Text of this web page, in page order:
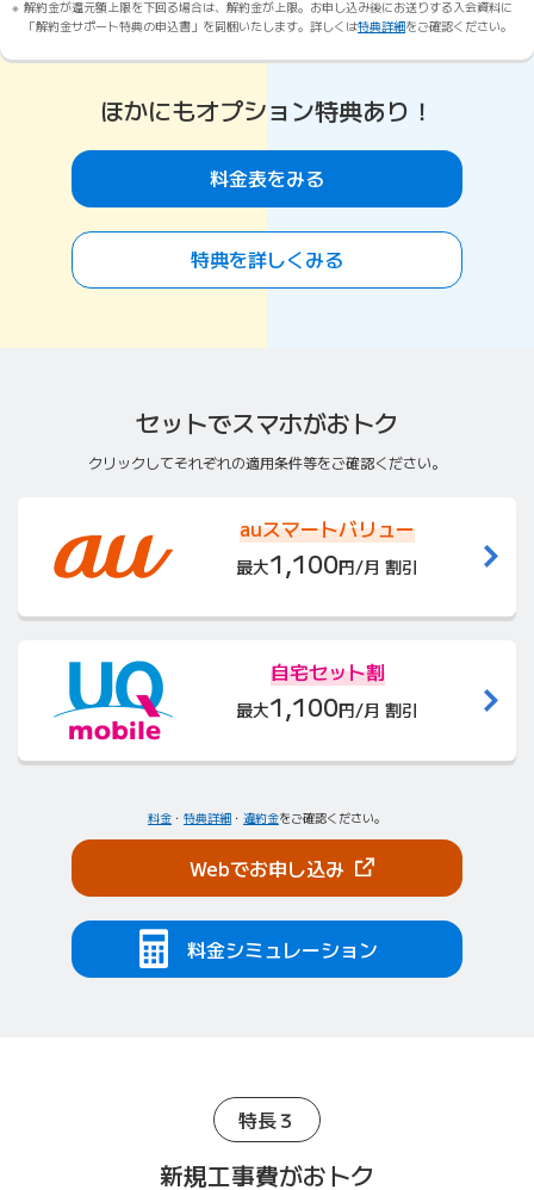
解約金が還元額上限を下回る場合は、解約金が上限。お申し込み後にお送りする入会資料に
「解約金サポート特典の申込書」を同梱いたします。詳しくは特典詳細をご確認ください。
ほかにもオプション特典あり！
料金表をみる
特典を詳しくみる
セットでスマホがおトク
クリックしてそれぞれの適用条件等をご確認ください。
auスマートバリュー
最大1,100円/月 割引
自宅セット割
最大1,100円/月 割引
料金 ・ 特典詳細 ・ 違約金をご確認ください。
Webでお申し込み（新しいタブで開き
料金シミュレーション
特長３
新規工事費がおトク